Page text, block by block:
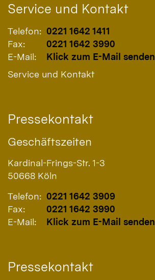
Service und Kontakt
Telefon: 0221 1642 1411
Fax:
0221 1642 3990
E-Mail:
Klick zum E-Mail senden
Service und Kontakt
Pressekontakt
Geschäftszeiten
Kardinal-Frings-Str. 1-3
50668 Köln
Telefon: 0221 1642 3909
Fax:
0221 1642 3990
E-Mail:
Klick zum E-Mail senden
Pressekontakt